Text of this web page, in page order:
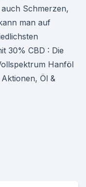
Schmerzen,
man auf
30% CBD : Die
Hanföl
Öl &